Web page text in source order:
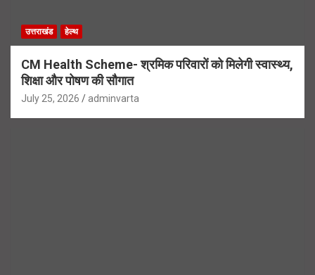
उत्तराखंड हेल्थ
CM Health Scheme- श्रमिक परिवारों को मिलेगी स्वास्थ्य,
शिक्षा और पोषण की सौगात
July 25, 2026 adminvarta